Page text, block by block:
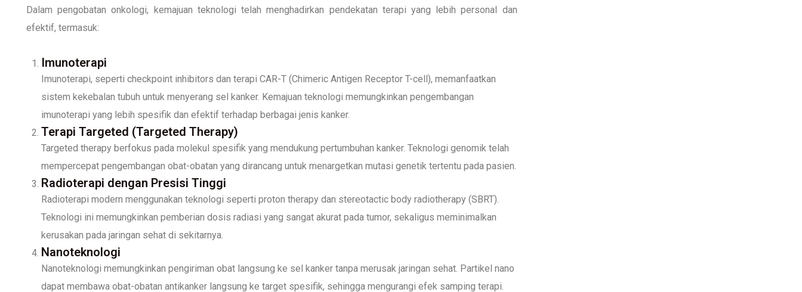
Dalam pengobatan onkologi, kemajuan teknologi telah menghadirkan pendekatan terapi yang lebih personal dan
efektif, termasuk:
Imunoterapi
Imunoterapi, seperti checkpoint inhibitors dan terapi CAR-T (Chimeric Antigen Receptor T-cell), memanfaatkan
sistem kekebalan tubuh untuk menyerang sel kanker. Kemajuan teknologi memungkinkan pengembangan
imunoterapi yang lebih spesifik dan efektif terhadap berbagai jenis kanker.
Terapi Targeted (Targeted Therapy)
Targeted therapy berfokus pada molekul spesifik yang mendukung pertumbuhan kanker. Teknologi genomik telah
mempercepat pengembangan obat-obatan yang dirancang untuk menargetkan mutasi genetik tertentu pada pasien.
Radioterapi dengan Presisi Tinggi
Radioterapi modern menggunakan teknologi seperti proton therapy dan stereotactic body radiotherapy (SBRT).
Teknologi ini memungkinkan pemberian dosis radiasi yang sangat akurat pada tumor, sekaligus meminimalkan
kerusakan pada jaringan sehat di sekitarnya.
Nanoteknologi
Nanoteknologi memungkinkan pengiriman obat langsung ke sel kanker tanpa merusak jaringan sehat. Partikel nano
dapat membawa obat-obatan antikanker langsung ke target spesifik, sehingga mengurangi efek samping terapi.